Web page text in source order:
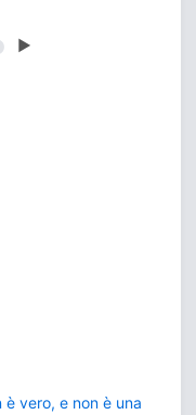
▶
vero, e non è una